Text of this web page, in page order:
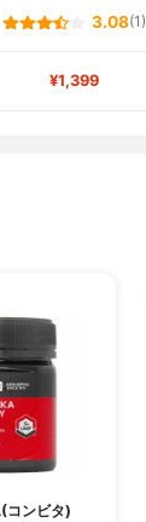
3.08(1)
¥1,399
コンビタ)